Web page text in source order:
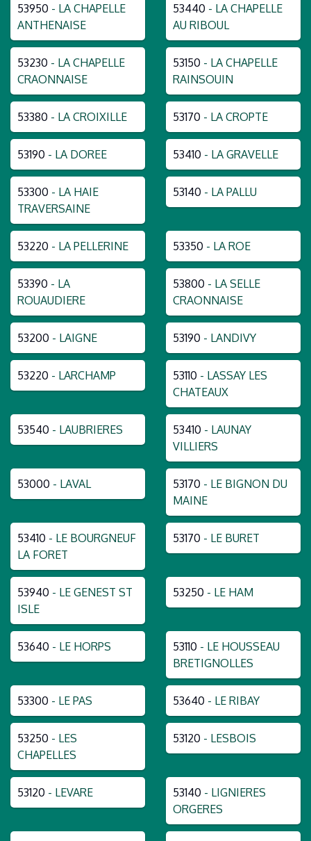
53950 - LA CHAPELLE
ANTHENAISE
53440 - LA CHAPELLE
AU RIBOUL
53230 - LA CHAPELLE
CRAONNAISE
53150 - LA CHAPELLE
RAINSOUIN
53380 - LA CROIXILLE 53170 - LA CROPTE
53190 - LA DOREE 53410 - LA GRAVELLE
53300 - LA HAIE
TRAVERSAINE
53140 - LA PALLU
53220 - LA PELLERINE 53350 - LA ROE
53390 - LA
ROUAUDIERE
53800 - LA SELLE
CRAONNAISE
53200 - LAIGNE 53190 - LANDIVY
53220 - LARCHAMP 53110 - LASSAY LES
CHATEAUX
53540 - LAUBRIERES 53410 - LAUNAY
VILLIERS
53000 - LAVAL 53170 - LE BIGNON DU
MAINE
53410 - LE BOURGNEUF
LA FORET
53170 - LE BURET
53940 - LE GENEST ST
ISLE
53250 - LE HAM
53640 - LE HORPS 53110 - LE HOUSSEAU
BRETIGNOLLES
53300 - LE PAS 53640 - LE RIBAY
53250 - LES
CHAPELLES
53120 - LESBOIS
53120 - LEVARE 53140 - LIGNIERES
ORGERES